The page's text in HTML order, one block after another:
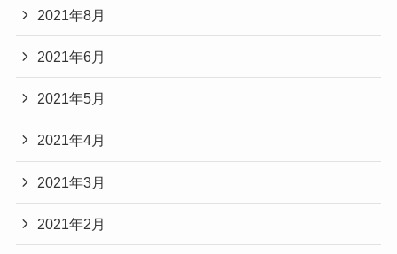
2021年8月
2021年6月
2021年5月
2021年4月
2021年3月
2021年2月